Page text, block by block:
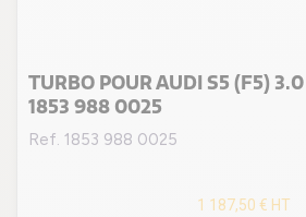
TURBO POUR AUDI S5 (F5)
1853 988 0025
Ref. 1853 988 0025
1 187,50 € HT